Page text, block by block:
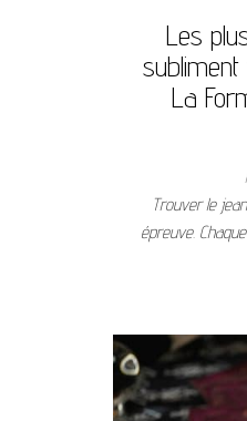
Les
La
Trouver le
épreuve.